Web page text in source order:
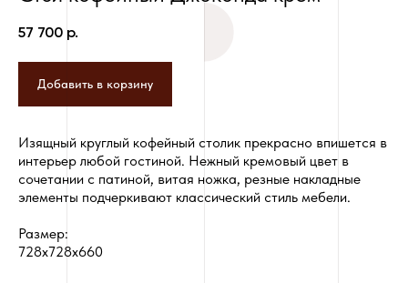
57 700 р.
Добавить в корзину
Изящный круглый кофейный столик прекрасно впишется в
интерьер любой гостиной. Нежный кремовый цвет в
сочетании с патиной, витая ножка, резные накладные
элементы подчеркивают классический стиль мебели.
Размер:
728x728x660